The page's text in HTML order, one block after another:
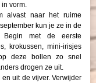
vorm.
alvast naar het ruime
kun je ze in de
met de eerste
krokussen, mini-irisjes
deze bollen zo snel
drogen ze uit.
uit de vijver. Verwijder